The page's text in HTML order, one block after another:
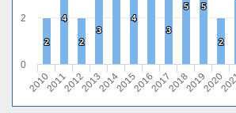
2
2
4
4
2
2
3
3
4
4
3
3
5
5 5
5
2
2
20102011201220132014201520162017201820192020
0
2